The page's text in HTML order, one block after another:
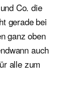
Co. die
gerade bei
ganz oben
auch
alle zum